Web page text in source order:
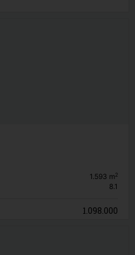
1.593 m2
8.1
1.098.000